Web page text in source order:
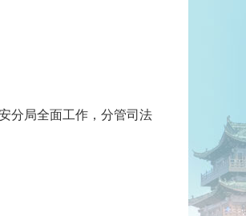
分局全面工作，分管司法